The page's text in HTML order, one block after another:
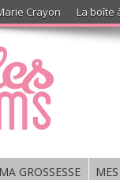
Crayon La boîte
MA GROSSESSE